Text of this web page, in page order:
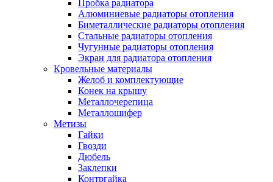
Пробка радиатора
Алюминиевые радиаторы отопления
Биметаллические радиаторы отопления
Стальные радиаторы отопления
Чугунные радиаторы отопления
Экран для радиатора отопления
Кровельные материалы
Желоб и комплектующие
Конек на крышу
Металлочерепица
Металлошифер
Метизы
Гайки
Гвозди
Дюбель
Заклепки
Контргайка